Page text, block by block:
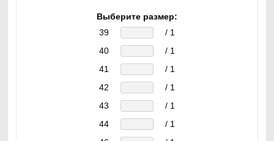
Выберите размер:
39
/ 1
40
/ 1
41
/ 1
42
/ 1
43
/ 1
44
/ 1